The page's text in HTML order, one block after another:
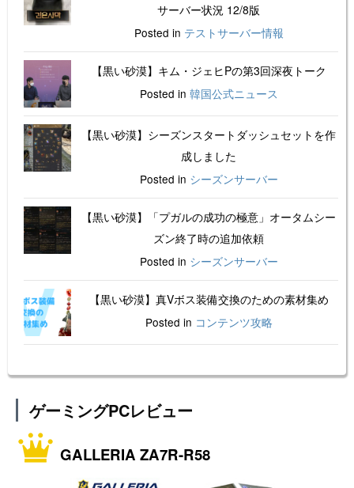
サーバー状況 12/8版
Posted in テストサーバー情報
【黒い砂漠】キム・ジェヒPの第3回深夜トーク
Posted in 韓国公式ニュース
【黒い砂漠】シーズンスタートダッシュセットを作
成しました
Posted in シーズンサーバー
【黒い砂漠】「プガルの成功の極意」オータムシー
ズン終了時の追加依頼
Posted in シーズンサーバー
【黒い砂漠】真Vボス装備交換のための素材集め
Posted in コンテンツ攻略
ゲーミングPCレビュー
GALLERIA ZA7R-R58